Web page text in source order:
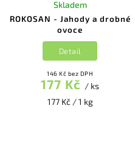
ROKOSAN - Jahody a drobné
ovoce
Skladem
146 Kč bez DPH
177 Kč / ks
177 Kč / 1 kg
Detail